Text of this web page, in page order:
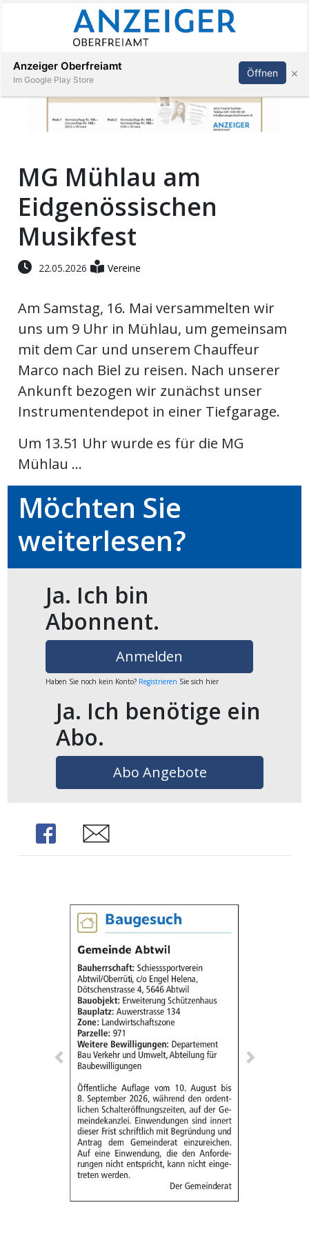
Veranstaltungen
Stellen
Paper
App
Auw
Auw:
offizielle
Mitteilungen
Abonnieren Anmelden
MG Mühlau am
Eidgenössischen
Musikfest
22.05.2026 Vereine
Am Samstag, 16. Mai versammelten wir
uns um 9 Uhr in Mühlau, um gemeinsam
mit dem Car und unserem Chauffeur
Marco nach Biel zu reisen. Nach unserer
Ankunft bezogen wir zunächst unser
Instrumentendepot in einer Tiefgarage.
Um 13.51 Uhr wurde es für die MG
Mühlau ...
Möchten Sie
weiterlesen?
Ja. Ich bin
Abonnent.
Anmelden
Haben Sie noch kein Konto? Registrieren Sie sich hier
Ja. Ich benötige ein
Abo.
Abo Angebote
Share Share
Anzeiger Oberfreiamt
Im Google Play Store
Öffnen ×